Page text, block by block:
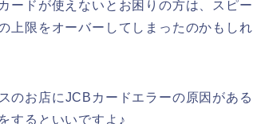
ードが使えないとお困りの方は、スピー
上限をオーバーしてしまったのかもしれ
のお店にJCBカードエラーの原因がある
するといいですよ♪